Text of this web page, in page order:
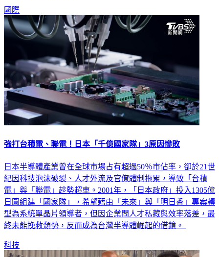
國際
強打台積電、聯電！日本「千億國家隊」3原因慘敗
日本半導體產業曾在全球市場占有超過50％市佔率，卻於21世
紀因科技泡沫破裂、人才外流及官僚體制拖累，導致「台積
電」與「聯電」趁勢超車。2001年，「日本政府」投入1305億
日圓組建「國家隊」，希望藉由「未來」與「明日香」專案轉
型為系統單晶片領導者，但因企業間人才私藏與效率落差，最
終未能挽救頹勢，反而成為台灣半導體崛起的借鏡。
科技